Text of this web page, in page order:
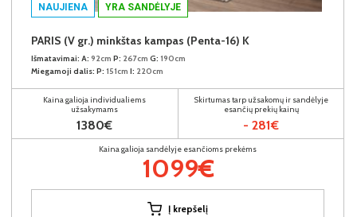
NAUJIENA YRA SANDĖLYJE
PARIS (V gr.) minkštas kampas (Penta-16) K
Išmatavimai: A: 92cm P: 267cm G: 190cm
Miegamoji dalis: P: 151cm I: 220cm
Kaina galioja individualiems
užsakymams
1380€
Skirtumas tarp užsakomų ir sandėlyje
esančių prekių kainų
- 281€
Kaina galioja sandėlyje esančioms prekėms
1099€
Į krepšelį